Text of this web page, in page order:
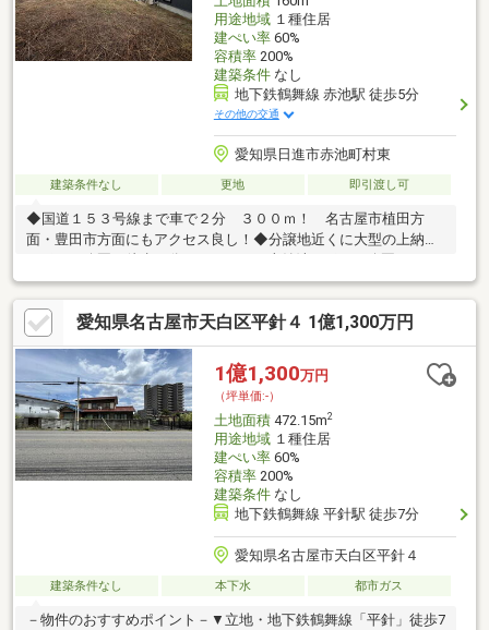
用途地域１種住居
建ぺい率60%
容積率200%
建築条件なし
地下鉄鶴舞線 赤池駅 徒歩5分
その他の交通
愛知県日進市赤池町村東
建築条件なし 更地 即引渡し可
◆国道１５３号線まで車で２分 ３００ｍ！ 名古屋市植田方
面・豊田市方面にもアクセス良し！◆分譲地近くに大型の上納池
ニスコートやアスレチック広場、体育館もあります！◆建築イメ
ージとご予算に合わせた土地選び、アドバイスいたします！是非
一度ご相談下さい。
愛知県名古屋市天白区平針４ 1億1,300万円
1億1,300万円
（坪単価:-）
土地面積472.15m2
用途地域１種住居
建ぺい率60%
容積率200%
建築条件なし
地下鉄鶴舞線 平針駅 徒歩7分
愛知県名古屋市天白区平針４
建築条件なし 本下水 都市ガス
－物件のおすすめポイント－▼立地・地下鉄鶴舞線「平針」徒歩7